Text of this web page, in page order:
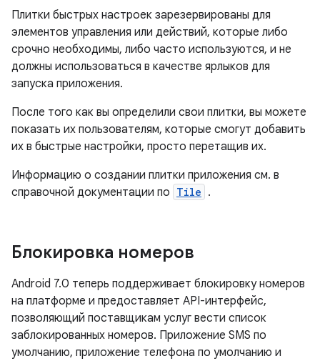
Плитки быстрых настроек зарезервированы для
элементов управления или действий, которые либо
срочно необходимы, либо часто используются, и не
должны использоваться в качестве ярлыков для
запуска приложения.
После того как вы определили свои плитки, вы можете
показать их пользователям, которые смогут добавить
их в быстрые настройки, просто перетащив их.
Информацию о создании плитки приложения см. в
справочной документации по Tile .
Блокировка номеров
Android 7.0 теперь поддерживает блокировку номеров
на платформе и предоставляет API-интерфейс,
позволяющий поставщикам услуг вести список
заблокированных номеров. Приложение SMS по
умолчанию, приложение телефона по умолчанию и